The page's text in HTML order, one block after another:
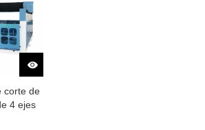
corte de
4 ejes